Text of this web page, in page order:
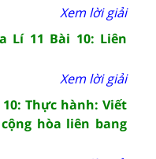
Xem lời giải
Lí 11 Bài 10: Liên
Xem lời giải
Thực hành: Viết
hòa liên bang